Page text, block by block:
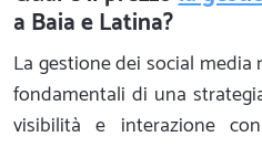
a Baia e Latina?
La gestione dei social
fondamentali di una
visibilità e interazione